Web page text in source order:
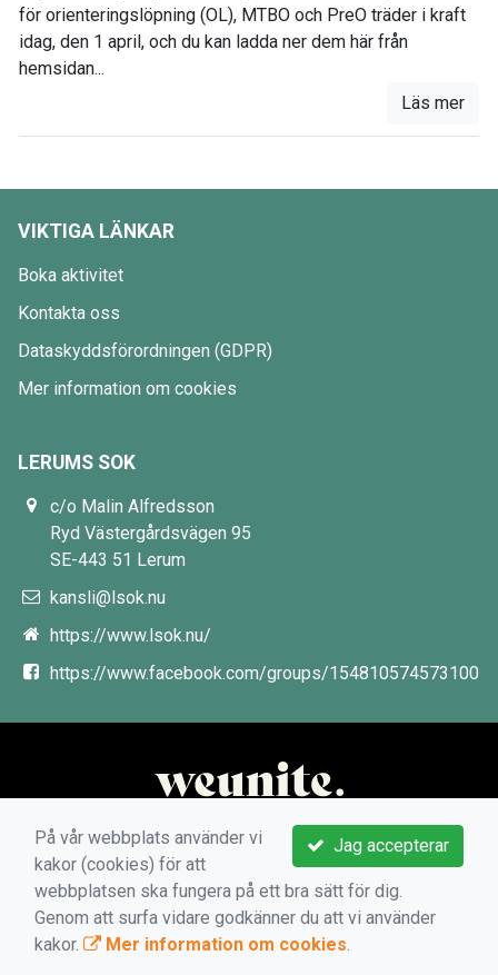
för orienteringslöpning (OL), MTBO och PreO träder i kraft
idag, den 1 april, och du kan ladda ner dem här från
hemsidan...
Läs mer
VIKTIGA LÄNKAR
Boka aktivitet
Kontakta oss
Dataskyddsförordningen (GDPR)
Mer information om cookies
LERUMS SOK
c/o Malin Alfredsson
Ryd Västergårdsvägen 95
SE-443 51 Lerum
kansli@lsok.nu
https://www.lsok.nu/
https://www.facebook.com/groups/154810574573100
Jag accepterar
På vår webbplats använder vi
kakor (cookies) för att
webbplatsen ska fungera på ett bra sätt för dig.
Genom att surfa vidare godkänner du att vi använder
kakor.
Mer information om cookies.